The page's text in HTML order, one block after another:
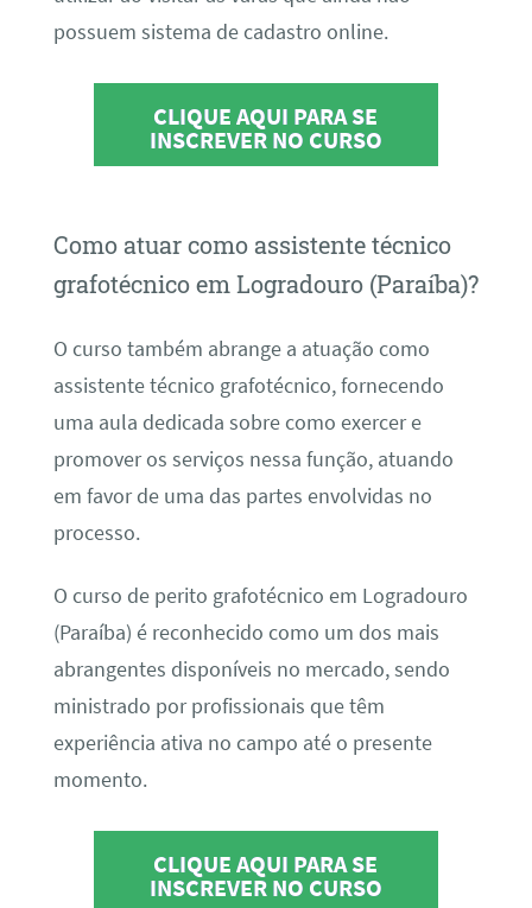
possuem sistema de cadastro online.
CLIQUE AQUI PARA SE
INSCREVER NO CURSO
Como atuar como assistente técnico
grafotécnico em Logradouro (Paraíba)?
O curso também abrange a atuação como
assistente técnico grafotécnico, fornecendo
uma aula dedicada sobre como exercer e
promover os serviços nessa função, atuando
em favor de uma das partes envolvidas no
processo.
O curso de perito grafotécnico em Logradouro
(Paraíba) é reconhecido como um dos mais
abrangentes disponíveis no mercado, sendo
ministrado por profissionais que têm
experiência ativa no campo até o presente
momento.
CLIQUE AQUI PARA SE
INSCREVER NO CURSO